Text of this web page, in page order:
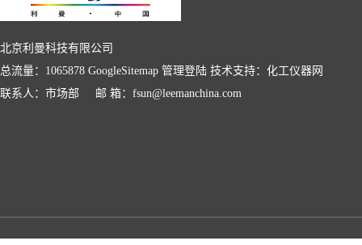
北京利曼科技有限公司
总流量：1065878 GoogleSitemap 管理登陆 技术支持： 化工仪器网
联系人：市场部 邮 箱：fsun@leemanchina.com